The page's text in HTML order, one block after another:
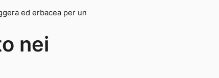
ed erbacea per un
nei